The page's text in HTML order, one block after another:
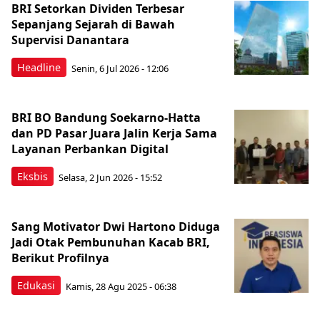
Headline
BRI Setorkan Dividen Terbesar
Sepanjang Sejarah di Bawah
Supervisi Danantara
Senin, 6 Jul 2026 - 12:06
Eksbis
BRI BO Bandung Soekarno-Hatta
dan PD Pasar Juara Jalin Kerja Sama
Layanan Perbankan Digital
Selasa, 2 Jun 2026 - 15:52
Edukasi
Sang Motivator Dwi Hartono Diduga
Jadi Otak Pembunuhan Kacab BRI,
Berikut Profilnya
Kamis, 28 Agu 2025 - 06:38